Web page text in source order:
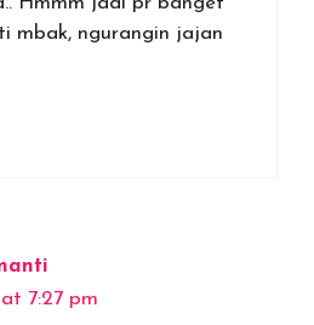
mbak, ngurangin jajan
at 7:27 pm